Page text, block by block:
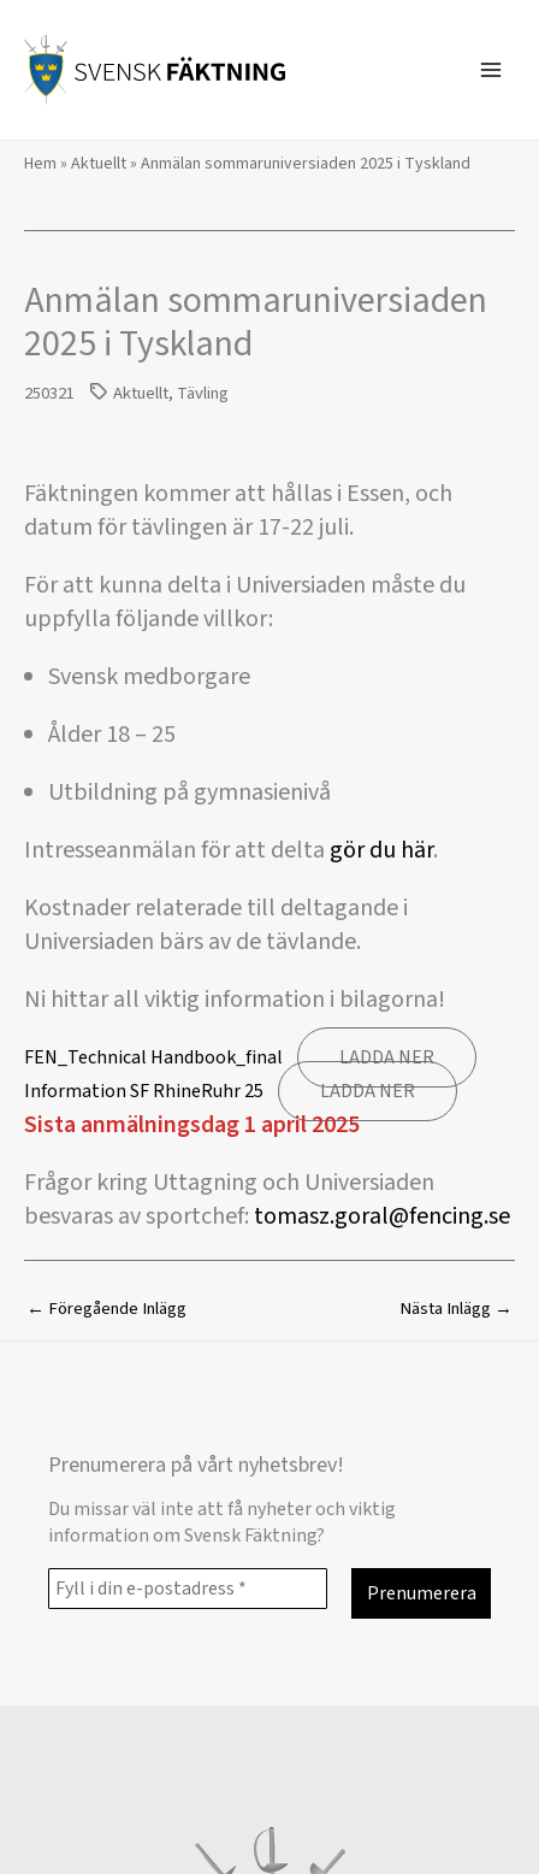
innehåll
Hem » Aktuellt» Anmälan sommaruniversiaden 2025 i Tyskland
Anmälan sommaruniversiaden
2025 i Tyskland
250321 Aktuellt, Tävling
Fäktningen kommer att hållas i Essen, och
datum för tävlingen är 17-22 juli.
För att kunna delta i Universiaden måste du
uppfylla följande villkor:
Svensk medborgare
Ålder 18 – 25
Utbildning på gymnasienivå
Intresseanmälan för att delta gör du här.
Kostnader relaterade till deltagande i
Universiaden bärs av de tävlande.
Ni hittar all viktig information i bilagorna!
FEN_Technical Handbook_final
LADDA NER
Information SF RhineRuhr 25
LADDA NER
Sista anmälningsdag 1 april 2025
Frågor kring Uttagning och Universiaden
besvaras av sportchef: tomasz.goral@fencing.se
← Föregående Inlägg Nästa Inlägg →
Prenumerera på vårt nyhetsbrev!
Du missar väl inte att få nyheter och viktig
information om Svensk Fäktning?